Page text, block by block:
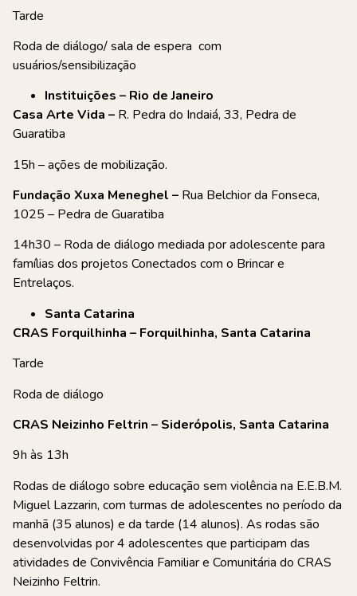
Tarde
Roda de diálogo/ sala de espera com
usuários/sensibilização
Instituições – Rio de Janeiro
Casa Arte Vida – R. Pedra do Indaiá, 33, Pedra de
Guaratiba
15h – ações de mobilização.
Fundação Xuxa Meneghel – Rua Belchior da Fonseca,
1025 – Pedra de Guaratiba
14h30 – Roda de diálogo mediada por adolescente para
famílias dos projetos Conectados com o Brincar e
Entrelaços.
Santa Catarina
CRAS Forquilhinha – Forquilhinha, Santa Catarina
Tarde
Roda de diálogo
CRAS Neizinho Feltrin – Siderópolis, Santa Catarina
9h às 13h
Rodas de diálogo sobre educação sem violência na E.E.B.M.
Miguel Lazzarin, com turmas de adolescentes no período da
manhã (35 alunos) e da tarde (14 alunos). As rodas são
desenvolvidas por 4 adolescentes que participam das
atividades de Convivência Familiar e Comunitária do CRAS
Neizinho Feltrin.